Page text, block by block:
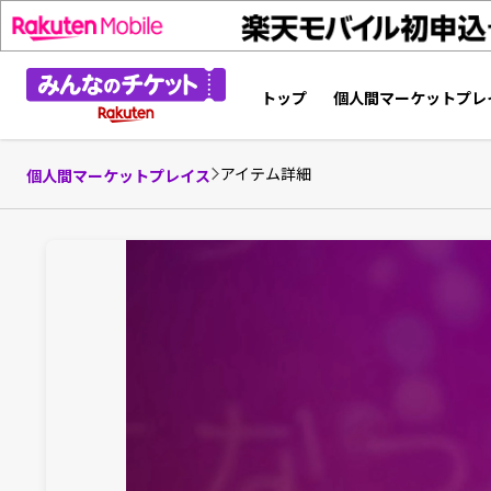
トップ 個人間マーケットプレ
個人間マーケットプレイス アイテム詳細